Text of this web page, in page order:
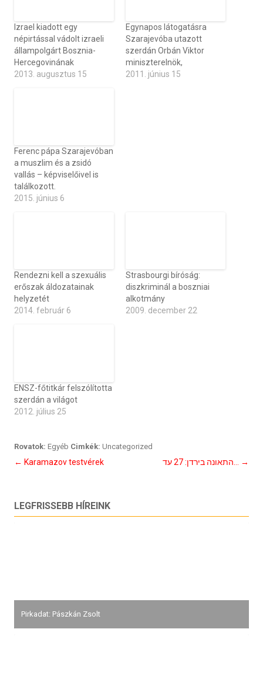
Izrael kiadott egy
népirtással vádolt izraeli
állampolgárt Bosznia-
Hercegovinának
2013. augusztus 15
Egynapos látogatásra
Szarajevóba utazott
szerdán Orbán Viktor
miniszterelnök,
2011. június 15
Ferenc pápa Szarajevóban
a muszlim és a zsidó
vallás – képviselőivel is
találkozott.
2015. június 6
Rendezni kell a szexuális
erőszak áldozatainak
helyzetét
2014. február 6
Strasbourgi bíróság:
diszkriminál a boszniai
alkotmány
2009. december 22
ENSZ-főtitkár felszólította
szerdán a világot
2012. július 25
Rovatok: Egyéb Cimkék: Uncategorized
Bejegyzés
← Karamazov testvérek →
LEGFRISSEBB HÍREINK
Pirkadat: Pászkán Zsolt